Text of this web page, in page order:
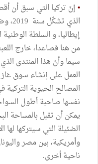
•إنّ تركيا التي سبق أن
إيطاليا، و السلطة
من هنا فصاعدا، خارج
سيما وأنّ هذا المنتدى
العمل على إنشاء سوق غاز
المصالح الحيوية التركية
نفسها صاحبة أطول
يمكن أن تقبل بالمساحة
الضئيلة التي سيتركها لها
وأمريكية، بين مصر
ناحية أخرى.